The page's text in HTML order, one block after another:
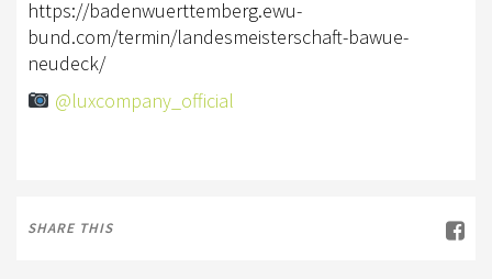
FREIZEIT
TERMINE
https://badenwuerttemberg.ewu-
bund.com/termin/landesmeisterschaft-bawue-
neudeck/
@luxcompany_official
SHARE THIS